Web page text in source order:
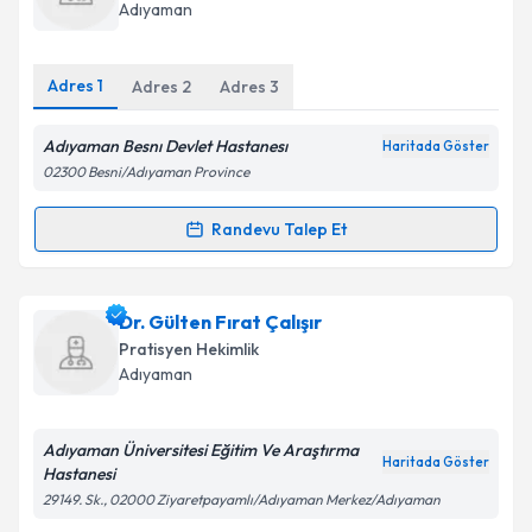
Kişisel verilerimin işlenmesine ilişkin
kapsamda işlenmesini kabul ediyorum.
Adıyaman
Adres 1 Adres 2 Adres 3
Adıyaman Besnı Devlet Hastanesı Haritada Göster
02300 Besni/Adıyaman Province
Randevu Talep Et
Randevu Takvimi Talebi
Ass. Dr. Gökhan Çiliçin randevu takvimi talebi
oluşturun. Size bu uzmandan randevu almanız için bir
takvim hazırlandığında e-posta ile bilgilendireceğiz.
Dr. Gülten Fırat Çalışır
Pratisyen Hekimlik
Adıyaman
Adıyaman Üniversitesi Eğitim Ve Araştırma
Hastanesi
Haritada Göster
29149. Sk., 02000 Ziyaretpayamlı/Adıyaman Merkez/Adıyaman